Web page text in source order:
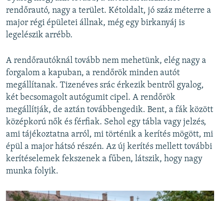
rendőrautó, nagy a terület. Kétoldalt, jó száz méterre a
major régi épületei állnak, még egy birkanyáj is
legelészik arrébb.
A rendőrautóknál tovább nem mehetünk, elég nagy a
forgalom a kapuban, a rendőrök minden autót
megállítanak. Tizenéves srác érkezik bentről gyalog,
két becsomagolt autógumit cipel. A rendőrök
megállítják, de aztán továbbengedik. Bent, a fák között
középkorú nők és férfiak. Sehol egy tábla vagy jelzés,
ami tájékoztatna arról, mi történik a kerítés mögött, mi
épül a major hátsó részén. Az új kerítés mellett további
kerítéselemek fekszenek a fűben, látszik, hogy nagy
munka folyik.